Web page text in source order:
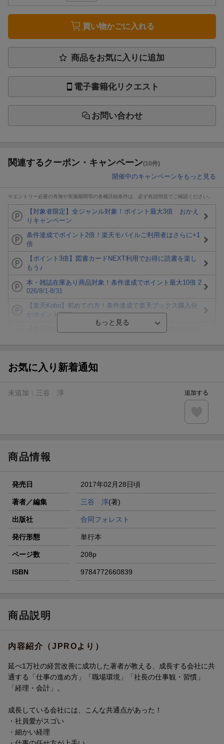
買い物かごに入れる
商品をお気に入りに追加
電子書籍化リクエスト
お問い合わせ
関連するクーポン・キャンペーン(10件)
開催中のキャンペーンをもっと見る
※エントリー必要の有無や実施期間等の各種詳細条件は、必ず各説明頁でご確認ください。
【対象者限定】全ジャンル対象！ポイント最大3倍 おかえ
りキャンペーン
条件達成でポイント2倍！楽天モバイルご利用者はさらに+1
倍
【ポイント3倍】図書カードNEXT利用でお得に読書を楽し
もう♪
本・雑誌在庫あり商品対象！条件達成でポイント最大10倍 2
026/8/1-8/31
【楽天Kobo】初めての方！条件達成で楽天ブックス購入分
がポイント20倍
ト山分け
エントリー＆3,000円以上購入で無料データSIM（3GB/月プ
楽天モバイル紹介キャンペーンの拡散で300円OFFクーポン
お気に入り新着通知
未追加： 三谷 淳 追加する
商品情報
発売日 2017年02月28日頃
著者／編集 三谷 淳(著)
出版社 合同フォレスト
発行形態 単行本
ページ数 208p
ISBN 9784772660839
商品説明
内容紹介（JPROより）
延べ1万社の経営改善に成功した著者が教える、成長する会社に共
通する「仕事の進め方」「職場環境」「社長の仕事観・習慣」
「経理・会計」。
成長している会社には、こんな共通点があった！
・社員愛がスゴい
・細かい経理